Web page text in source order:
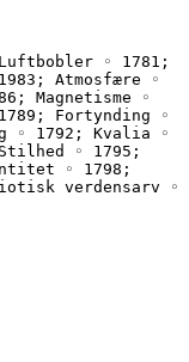
◦ 1781;
Atmosfære ◦
Magnetisme ◦
Fortynding ◦
◦ 1792; Kvalia ◦
◦ 1795;
◦ 1798;
verdensarv ◦